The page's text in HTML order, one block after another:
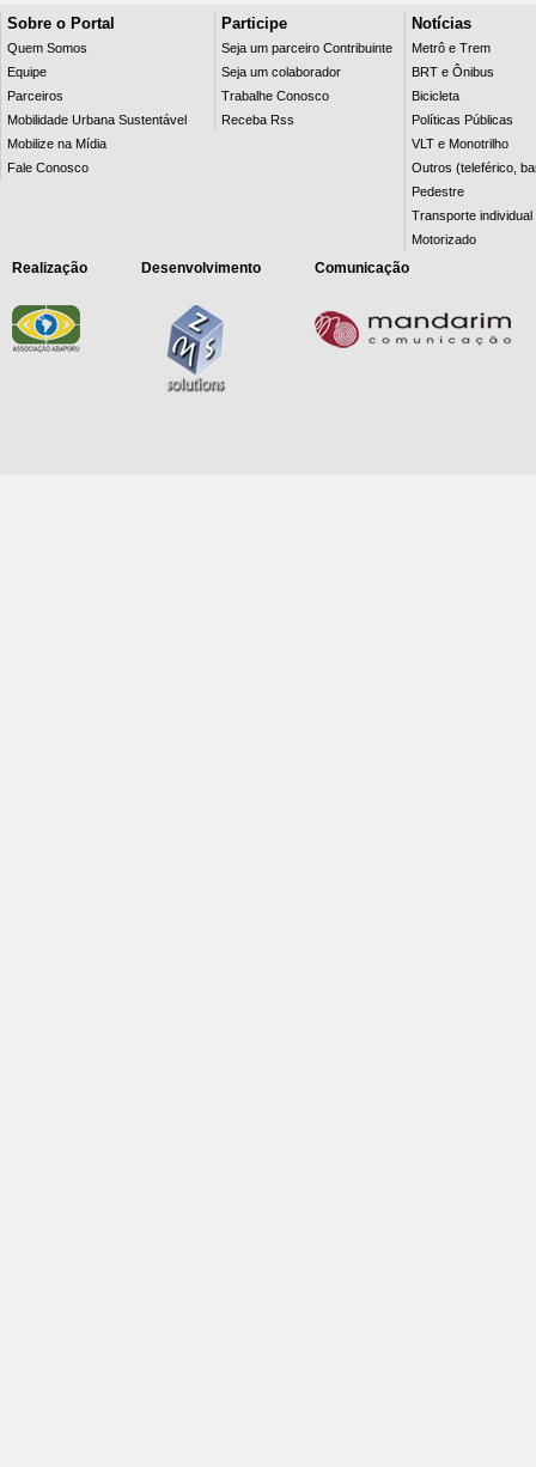
Sobre o Portal
Quem Somos
Equipe
Parceiros
Mobilidade Urbana Sustentável
Mobilize na Mídia
Fale Conosco
Participe
Seja um parceiro Contribuinte
Seja um colaborador
Trabalhe Conosco
Receba Rss
Notícias
Metrô e Trem
BRT e Ônibus
Bicicleta
Políticas Públicas
VLT e Monotrilho
Outros (teleférico,
Pedestre
Transporte individual
Motorizado
Realização Desenvolvimento Comunicação